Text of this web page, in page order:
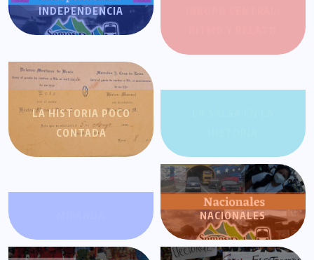
INDEPENDENCIA
LA HISTORIA POCO
CONTADA
NACIONALES